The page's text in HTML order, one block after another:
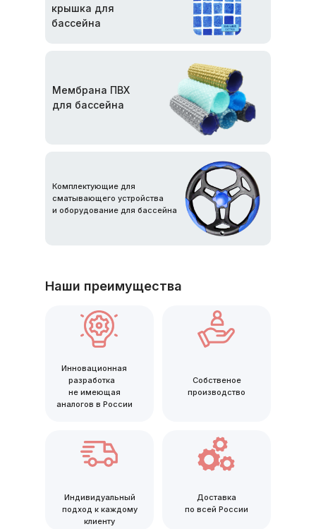
крышка для
бассейна
Комплектующие для
сматывающего устройства
и оборудование для бассейна
Мембрана ПВХ
для бассейна
Наши преимущества
Собственое
производство
Инновационная
разработка
не имеющая
аналогов в России
Доставка
по всей России
Индивидуальный
подход к каждому
клиенту